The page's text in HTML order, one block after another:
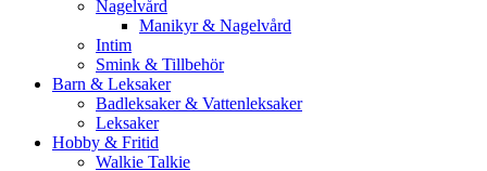
Nagelvård
Manikyr & Nagelvård
Intim
Smink & Tillbehör
Barn & Leksaker
Badleksaker & Vattenleksaker
Leksaker
Hobby & Fritid
Walkie Talkie